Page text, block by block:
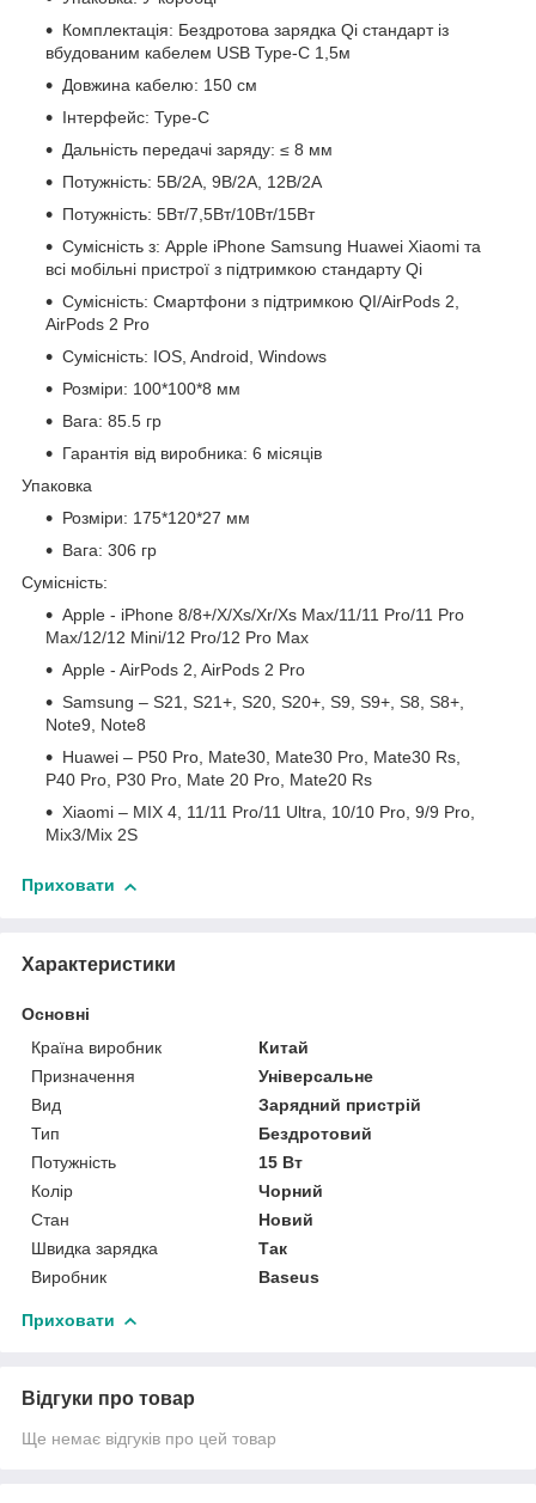
Комплектація: Бездротова зарядка Qi стандарт із
вбудованим кабелем USB Type-C 1,5м
Довжина кабелю: 150 см
Інтерфейс: Type-C
Дальність передачі заряду: ≤ 8 мм
Потужність: 5В/2А, 9В/2А, 12В/2А
Потужність: 5Вт/7,5Вт/10Вт/15Вт
Сумісність з: Apple iPhone Samsung Huawei Xiaomi та
всі мобільні пристрої з підтримкою стандарту Qi
Сумісність: Смартфони з підтримкою QI/AirPods 2,
AirPods 2 Pro
Сумісність: IOS, Android, Windows
Розміри: 100*100*8 мм
Вага: 85.5 гр
Гарантія від виробника: 6 місяців
Упаковка
Розміри: 175*120*27 мм
Вага: 306 гр
Сумісність:
Apple - iPhone 8/8+/X/Xs/Xr/Xs Max/11/11 Pro/11 Pro
Max/12/12 Mini/12 Pro/12 Pro Max
Apple - AirPods 2, AirPods 2 Pro
Samsung – S21, S21+, S20, S20+, S9, S9+, S8, S8+,
Note9, Note8
Huawei – P50 Pro, Mate30, Mate30 Pro, Mate30 Rs,
P40 Pro, P30 Pro, Mate 20 Pro, Mate20 Rs
Xiaomi – MIX 4, 11/11 Pro/11 Ultra, 10/10 Pro, 9/9 Pro,
Mix3/Mix 2S
Приховати
Характеристики
Основні
Країна виробник
Китай
Призначення
Універсальне
Вид
Зарядний пристрій
Тип
Бездротовий
Потужність
15 Вт
Колір
Чорний
Стан
Новий
Швидка зарядка
Так
Виробник
Baseus
Приховати
Відгуки про товар
Ще немає відгуків про цей товар